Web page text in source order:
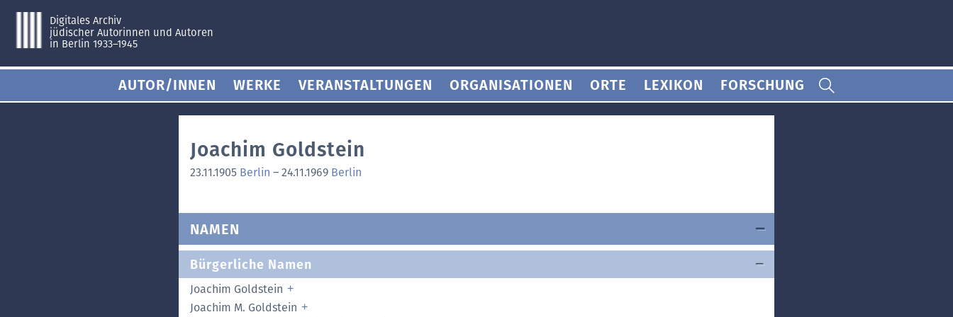
Digitales Archiv
jüdischer Autorinnen und Autoren
in Berlin 1933–1945
AUTOR/INNEN WERKE VERANSTALTUNGEN ORGANISATIONEN ORTE LEXIKON FORSCHUNG
Joachim Goldstein
23.11.1905 Berlin – 24.11.1969 Berlin
NAMEN
Bürgerliche Namen
Joachim Goldstein
Joachim M. Goldstein